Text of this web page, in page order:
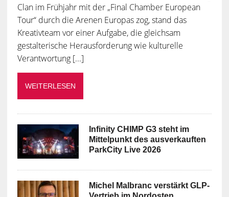
Clan im Frühjahr mit der „Final Chamber European
Tour“ durch die Arenen Europas zog, stand das
Kreativteam vor einer Aufgabe, die gleichsam
gestalterische Herausforderung wie kulturelle
Verantwortung [...]
WEITERLESEN
Infinity CHIMP G3 steht im
Mittelpunkt des ausverkauften
ParkCity Live 2026
Michel Malbranc verstärkt GLP-